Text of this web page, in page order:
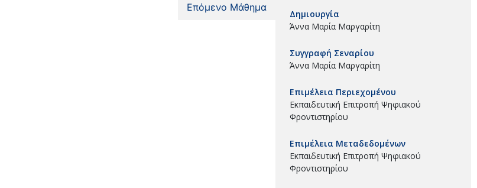
Επόμενο Μάθημα
Δημιουργία
Άννα Μαρία Μαργαρίτη
Συγγραφή Σεναρίου
Άννα Μαρία Μαργαρίτη
Επιμέλεια Περιεχομένου
Εκπαιδευτική Επιτροπή Ψηφιακού
Φροντιστηρίου
Επιμέλεια Μεταδεδομένων
Εκπαιδευτική Επιτροπή Ψηφιακού
Φροντιστηρίου